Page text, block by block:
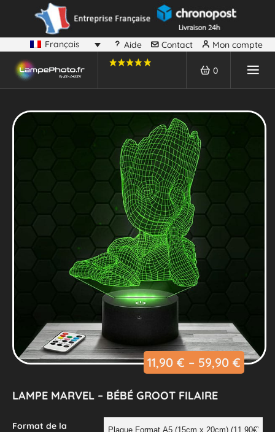
Français Aide Contact Mon compte
0
11,90 € – 59,90 €
LAMPE MARVEL – BÉBÉ GROOT FILAIRE
Format de la